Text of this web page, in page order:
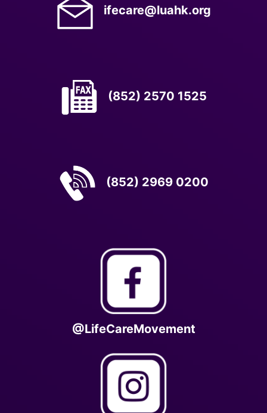
ifecare@luahk.org
(852) 2570 1525
(852) 2969 0200
@LifeCareMovement